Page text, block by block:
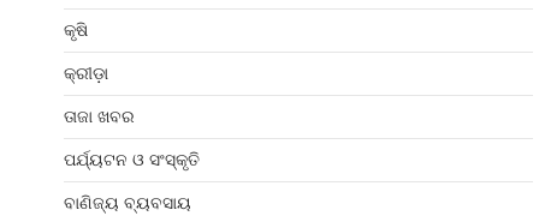
କୃଷି
କ୍ରୀଡ଼ା
ତାଜା ଖବର
ପର୍ଯ୍ୟଟନ ଓ ସଂସ୍କୃତି
ବାଣିଜ୍ୟ ବ୍ୟବସାୟ